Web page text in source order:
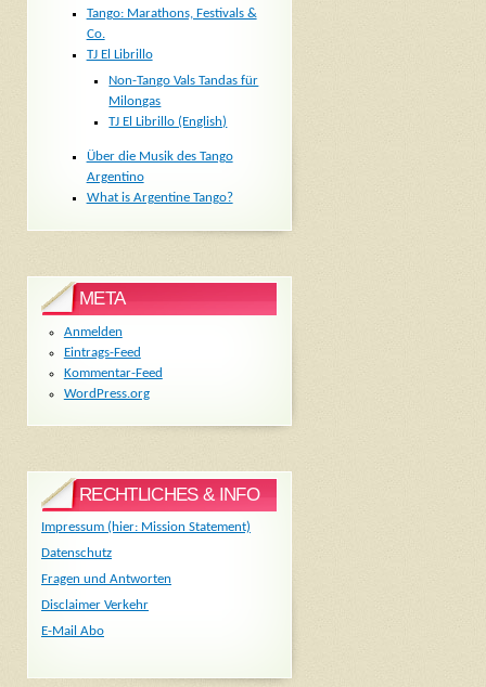
Tango: Marathons, Festivals &
Co.
TJ El Librillo
Non-Tango Vals Tandas für
Milongas
TJ El Librillo (English)
Über die Musik des Tango
Argentino
What is Argentine Tango?
META
Anmelden
Eintrags-Feed
Kommentar-Feed
WordPress.org
RECHTLICHES & INFO
Impressum (hier: Mission Statement)
Datenschutz
Fragen und Antworten
Disclaimer Verkehr
E-Mail Abo